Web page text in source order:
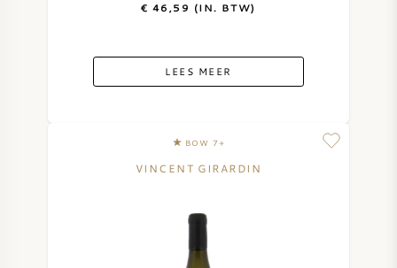
€ 46,59 (IN. BTW)
LEES MEER
BOW 7+
VINCENT GIRARDIN